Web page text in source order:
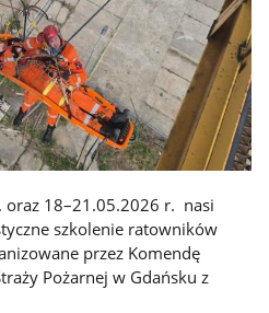
18–21.05.2026 r. nasi
szkolenie ratowników
przez Komendę
Pożarnej w Gdańsku z